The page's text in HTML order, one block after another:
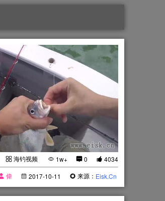
海钓视频 1w+ 0
4034
偉
2017-10-11 来源： Eisk.Cn